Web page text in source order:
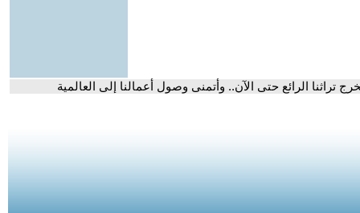
الرائع حتى الآن.. وأتمنى وصول أعمالنا إلى العالمية